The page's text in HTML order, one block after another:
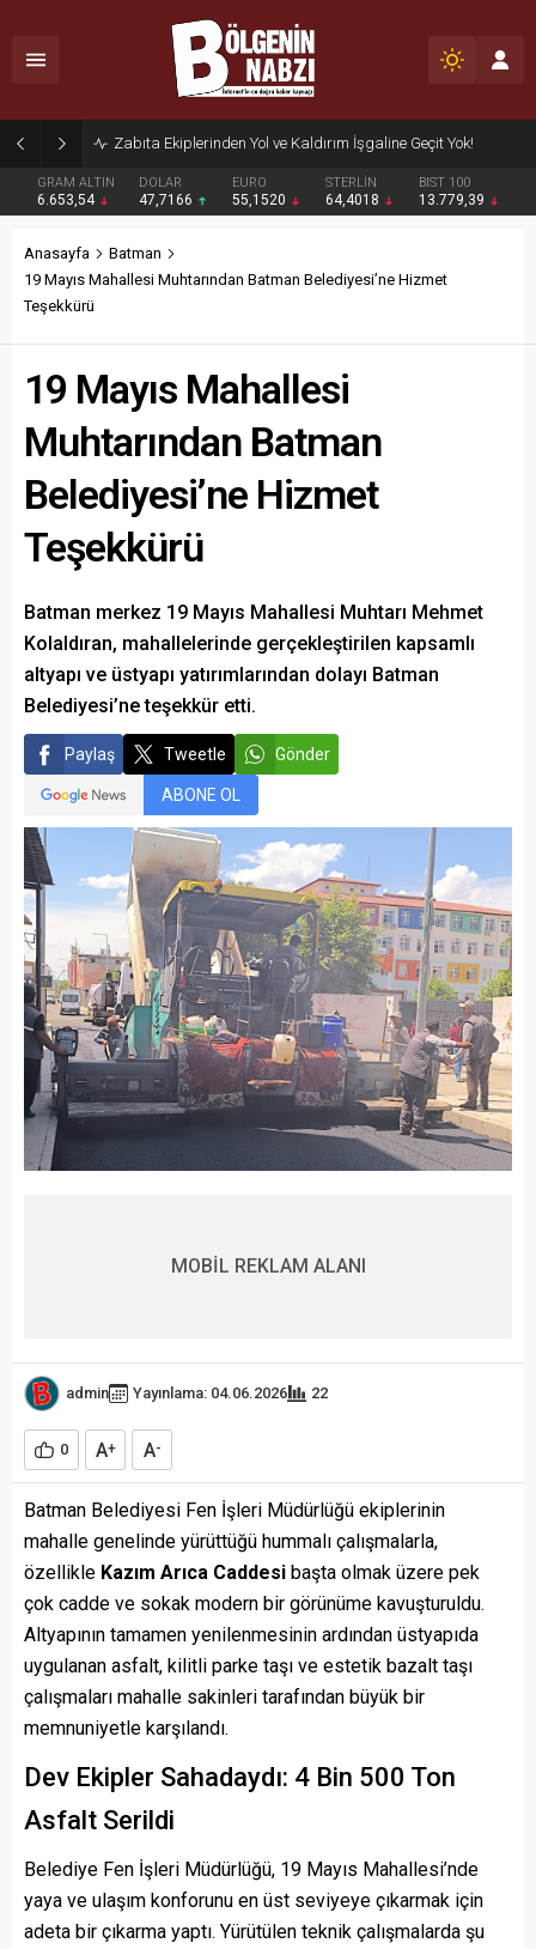
Zabıta Ekiplerinden Yol ve Kaldırım İşgaline Geçit Yok!
GRAM ALTIN
6.653,54
DOLAR
47,7166
EURO
55,1520
STERLİN
64,4018
BIST 100
13.779,39
Anasayfa
Batman
19 Mayıs Mahallesi Muhtarından Batman Belediyesi’ne Hizmet
Teşekkürü
19 Mayıs Mahallesi
Muhtarından Batman
Belediyesi’ne Hizmet
Teşekkürü
Batman merkez 19 Mayıs Mahallesi Muhtarı Mehmet
Kolaldıran, mahallelerinde gerçekleştirilen kapsamlı
altyapı ve üstyapı yatırımlarından dolayı Batman
Belediyesi’ne teşekkür etti.
Paylaş Tweetle Gönder
ABONE OL
MOBİL REKLAM ALANI
admin Yayınlama: 04.06.2026 22
0 A+ A-
Batman Belediyesi Fen İşleri Müdürlüğü ekiplerinin
mahalle genelinde yürüttüğü hummalı çalışmalarla,
özellikle Kazım Arıca Caddesi başta olmak üzere pek
çok cadde ve sokak modern bir görünüme kavuşturuldu.
Altyapının tamamen yenilenmesinin ardından üstyapıda
uygulanan asfalt, kilitli parke taşı ve estetik bazalt taşı
çalışmaları mahalle sakinleri tarafından büyük bir
memnuniyetle karşılandı.
Dev Ekipler Sahadaydı: 4 Bin 500 Ton
Asfalt Serildi
Belediye Fen İşleri Müdürlüğü, 19 Mayıs Mahallesi’nde
yaya ve ulaşım konforunu en üst seviyeye çıkarmak için
adeta bir çıkarma yaptı. Yürütülen teknik çalışmalarda şu